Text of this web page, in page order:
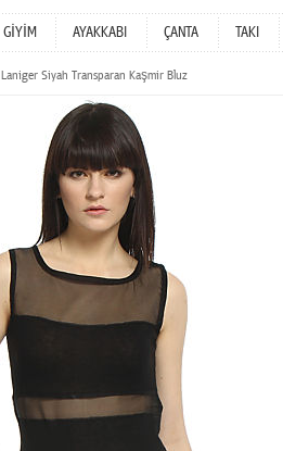
GİYİM AYAKKABI ÇANTA TAKI
Laniger Siyah Transparan Kaşmir Bluz